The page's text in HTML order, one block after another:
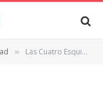
» Las Cuatro Esquinas. Programa 136